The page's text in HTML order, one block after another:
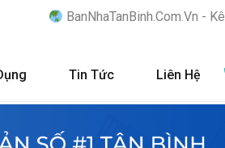
- Kênh thông
Tin Tức Liên Hệ